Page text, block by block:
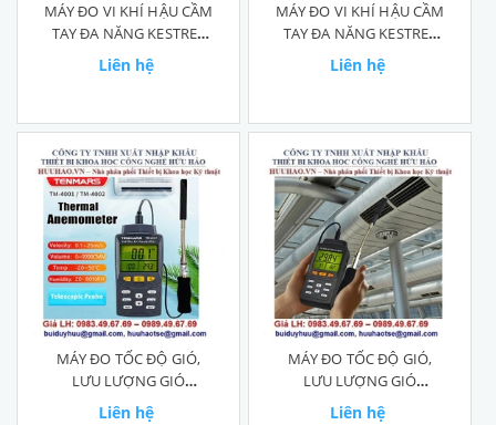
MÁY ĐO VI KHÍ HẬU CẦM
TAY ĐA NĂNG KESTREL
5000
Liên hệ
MÁY ĐO VI KHÍ HẬU CẦM
TAY ĐA NĂNG KESTREL
3000
Liên hệ
MÁY ĐO TỐC ĐỘ GIÓ,
LƯU LƯỢNG GIÓ
TENMARS TM-4001
Liên hệ
MÁY ĐO TỐC ĐỘ GIÓ,
LƯU LƯỢNG GIÓ
TENMARS TM-4002
Liên hệ